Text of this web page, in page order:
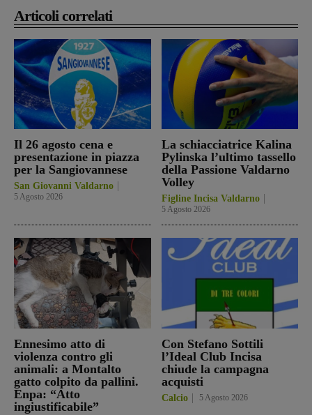
Articoli correlati
Il 26 agosto cena e
presentazione in piazza
per la Sangiovannese
San Giovanni Valdarno
5 Agosto 2026
La schiacciatrice Kalina
Pylinska l’ultimo tassello
della Passione Valdarno
Volley
Figline Incisa Valdarno
5 Agosto 2026
Ennesimo atto di
violenza contro gli
animali: a Montalto
gatto colpito da pallini.
Enpa: “Atto
ingiustificabile”
Con Stefano Sottili
l’Ideal Club Incisa
chiude la campagna
acquisti
Calcio 5 Agosto 2026